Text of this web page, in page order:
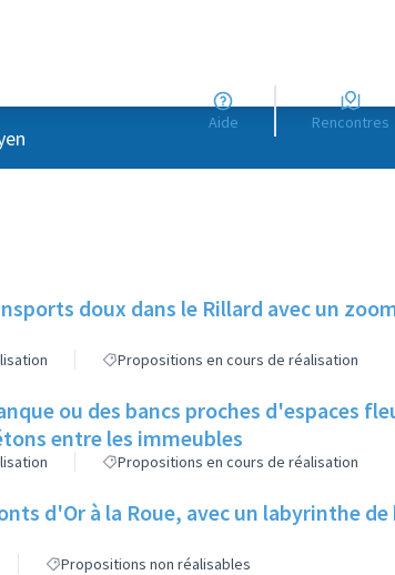
Aide Rencontres
doux dans le Rillard avec un
Propositions en cours de réalisation
ou des bancs proches d'espaces
entre les immeubles
Propositions en cours de réalisation
d'Or à la Roue, avec un labyrinthe
Propositions non réalisables